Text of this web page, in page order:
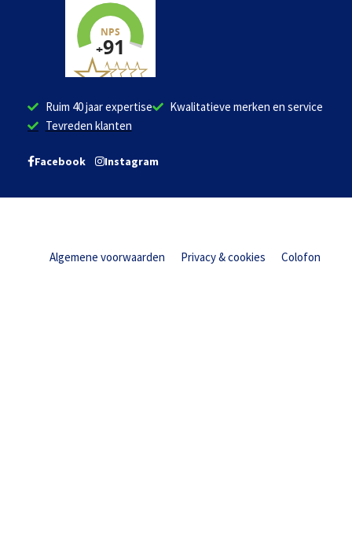
Ruim 40 jaar expertise
Kwalitatieve merken en service
Tevreden klanten
Facebook Instagram
Algemene voorwaarden Privacy & cookies Colofon